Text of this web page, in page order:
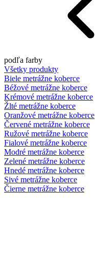
podľa farby
Všetky produkty
Biele metrážne koberce
Béžové metrážne koberce
Krémové metrážne koberce
Žlté metrážne koberce
Oranžové metrážne koberce
Červené metrážne koberce
Ružové metrážne koberce
Fialové metrážne koberce
Modré metrážne koberce
Zelené metrážne koberce
Hnedé metrážne koberce
Sivé metrážne koberce
Čierne metrážne koberce